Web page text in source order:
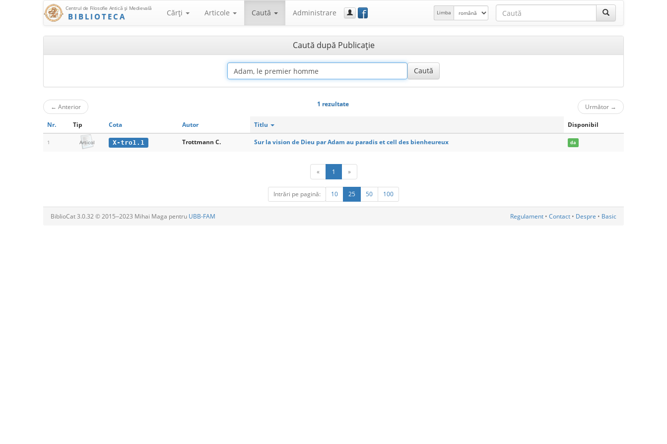
Centrul de Filosofie Antică şi Medievală
BIBLIOTECA Cărţi Articole Caută Administrare f Limba
Caută după Publicaţie
← Anterior 1 rezultate Următor →
Nr. Tip Cota Autor Titlu Disponibil
1 Articol X-tro1.1 Trottmann C. Sur la vision de Dieu par Adam au paradis et cell des bienheureux da
« 1 »
Intrări pe pagină: 10 25 50 100
BiblioCat 3.0.32 © 2015‒2023 Mihai Maga pentru UBB-FAM Regulament • Contact • Despre • Basic